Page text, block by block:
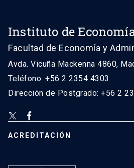
Instituto de
Facultad de Economía y
Avda. Vicuña Mackenna 4860,
Teléfono: +56 2 2354 4303
Dirección de Postgrado: +56 2
ACREDITACIÓN